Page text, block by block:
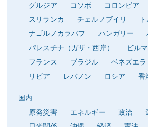
グルジア
コソボ コロンビア
スリランカ
チェルノブイリ
ナゴルノカラバフ
ハンガリー
パレスチナ（ガザ・西岸）
ビル
フランス
ブラジル ベネズエラ
リビア
レバノン ロシア 香
国内
原発災害
エネルギー 政治